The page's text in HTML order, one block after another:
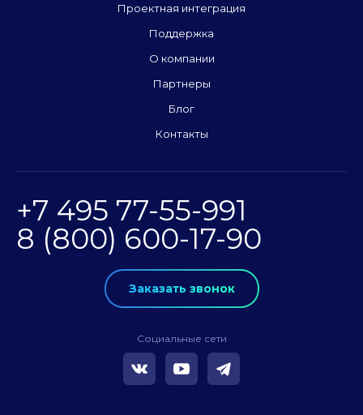
Проектная интеграция
Поддержка
О компании
Партнеры
Блог
Контакты
+7 495 77-55-991
8 (800) 600-17-90
Заказать звонок
Социальные сети